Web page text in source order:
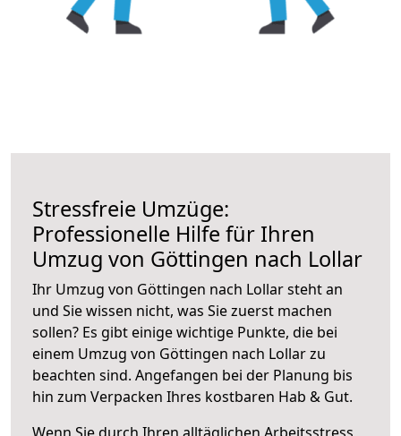
Stressfreie Umzüge:
Professionelle Hilfe für Ihren
Umzug von Göttingen nach Lollar
Ihr Umzug von Göttingen nach Lollar steht an
und Sie wissen nicht, was Sie zuerst machen
sollen? Es gibt einige wichtige Punkte, die bei
einem Umzug von Göttingen nach Lollar zu
beachten sind. Angefangen bei der Planung bis
hin zum Verpacken Ihres kostbaren Hab & Gut.